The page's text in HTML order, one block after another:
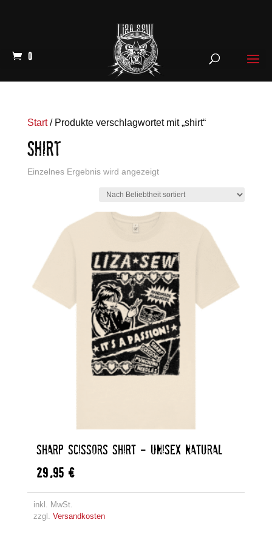
0
Start/ Produkte verschlagwortet mit „shirt“
SHIRT
Einzelnes Ergebnis wird angezeigt
SHARP SCISSORS SHIRT – UNISEX NATURAL
29,95 €
inkl. MwSt.
zzgl. Versandkosten